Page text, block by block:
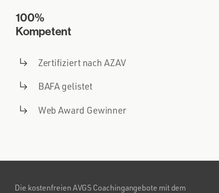
100%
Kompetent
Zertifiziert nach AZAV
BAFA gelistet
Web Award Gewinner
Die kostenfreien AVGS Coachingangebote mit dem